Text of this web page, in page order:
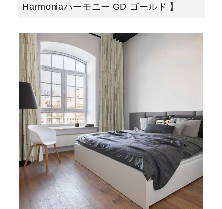
Harmoniaハーモニー GD ゴールド 】